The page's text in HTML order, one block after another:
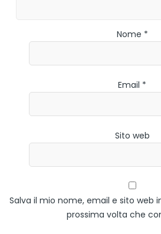
Nome *
Email *
Sito web
Salva il mio nome, email e sito web
prossima volta che